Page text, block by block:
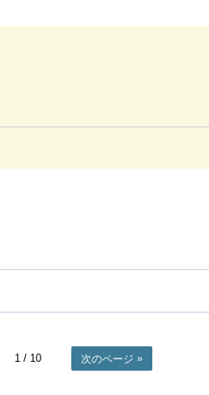
1/ 10 次のページ